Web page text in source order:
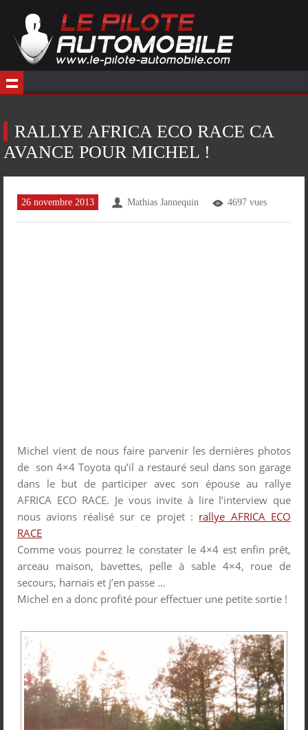
RALLYE AFRICA ECO RACE CA
AVANCE POUR MICHEL !
26 novembre 2013 Mathias Jannequin 4697 vues
Michel vient de nous faire parvenir les dernières photos
de son 4×4 Toyota qu’il a restauré seul dans son garage
dans le but de participer avec son épouse au rallye
AFRICA ECO RACE. Je vous invite à lire l’interview que
nous avions réalisé sur ce projet : rallye AFRICA ECO
RACE
Comme vous pourrez le constater le 4×4 est enfin prêt,
arceau maison, bavettes, pelle à sable 4×4, roue de
secours, harnais et j’en passe …
Michel en a donc profité pour effectuer une petite sortie !